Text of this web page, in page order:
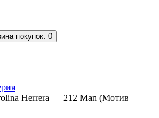
покупок: 0
Herrera — 212 Man (Мотив